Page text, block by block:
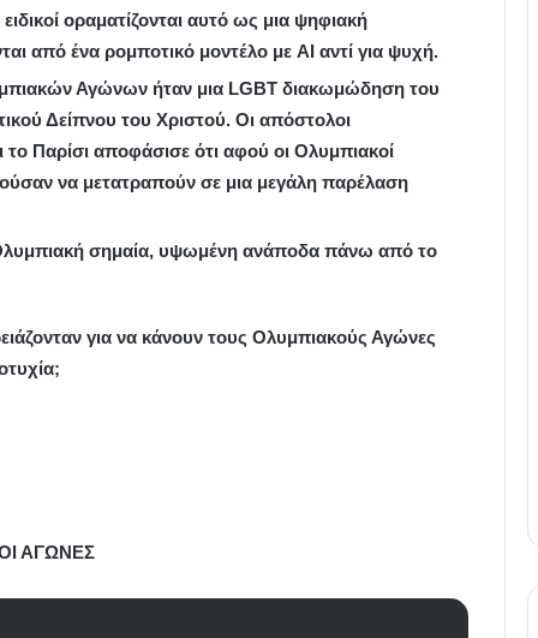
ειδικοί οραματίζονται αυτό ως μια ψηφιακή
από ένα ρομποτικό μοντέλο με AI αντί για ψυχή.
Αγώνων ήταν μια LGBT διακωμώδηση του
Δείπνου του Χριστού. Οι απόστολοι
το Παρίσι αποφάσισε ότι αφού οι Ολυμπιακοί
να μετατραπούν σε μια μεγάλη παρέλαση
σημαία, υψωμένη ανάποδα πάνω από το
για να κάνουν τους Ολυμπιακούς Αγώνες
ΑΓΩΝΕΣ